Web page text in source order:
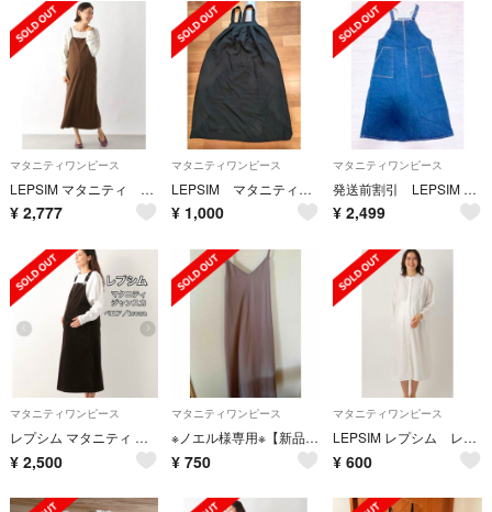
マタニティワンピース
LEPSIM マタニティ ワンピース
¥ 2,777
マタニティワンピース
LEPSIM マタニティ ジャンバースカート
¥ 1,000
マタニティワンピース
発送前割引 LEPSIM マタニティ 授乳服 ジャンスカ サロペット ワンピース
¥ 2,499
マタニティワンピース
レプシム マタニティ アソートZIPジャンスカ
¥ 2,500
マタニティワンピース
※ノエル様専用※【新品】マタニティキャミワンピース
¥ 750
マタニティワンピース
LEPSIM レプシム レプシィム マタニティ シャツワンピース
¥ 600